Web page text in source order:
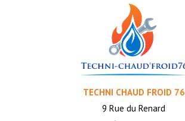
TECHNI CHAUD FROID 76
9 Rue du Renard